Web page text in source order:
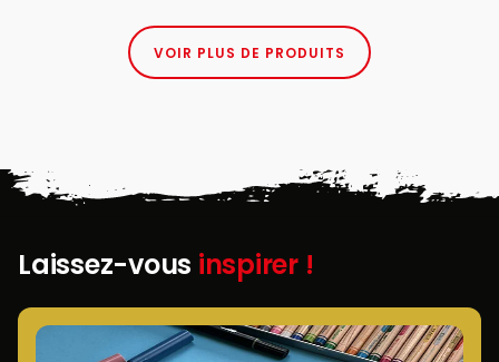
VOIR PLUS DE PRODUITS
Laissez-vous inspirer !